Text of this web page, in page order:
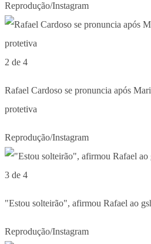
Reprodução/Instagram
2 de 4
Rafael Cardoso se pronuncia após
protetiva
Reprodução/Instagram
3 de 4
"Estou solteirão", afirmou Rafael ao
Reprodução/Instagram